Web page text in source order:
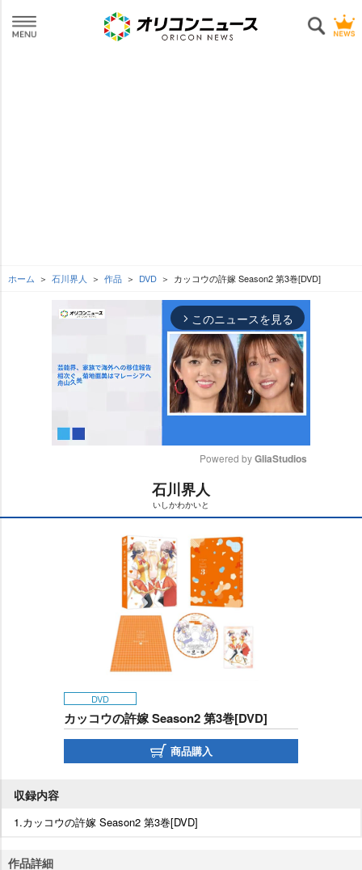
ホーム 石川界人 作品 DVD カッコウの許嫁 Season2 第3巻[DVD]
arrow_forward_ios このニュースを見る
t
Powered by GliaStudios
石川界人
いしかわかいと
DVD
カッコウの許嫁 Season2 第3巻[DVD]
商品購入
収録内容
1.カッコウの許嫁 Season2 第3巻[DVD]
作品詳細